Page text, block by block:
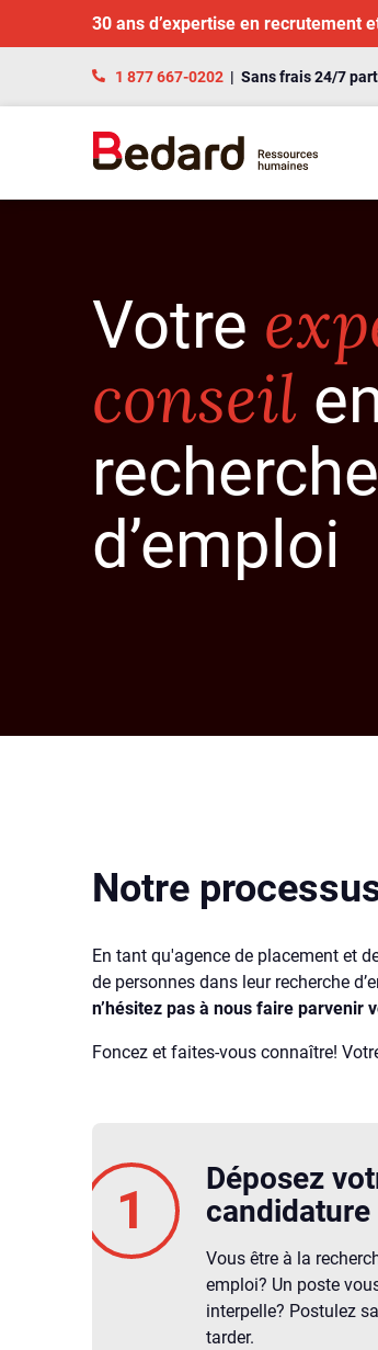
30 ans d’expertise en recrutement
1 877 667-0202 | Sans frais 24/7
Votre
conseil
recherche
d’emploi
Notre
En tant qu'agence de placement et
de personnes dans leur recherche
n’hésitez pas à nous faire parvenir
Foncez et faites-vous connaître!
Déposez
candidature
Vous être à la
emploi? Un poste
interpelle? Postulez
tarder.